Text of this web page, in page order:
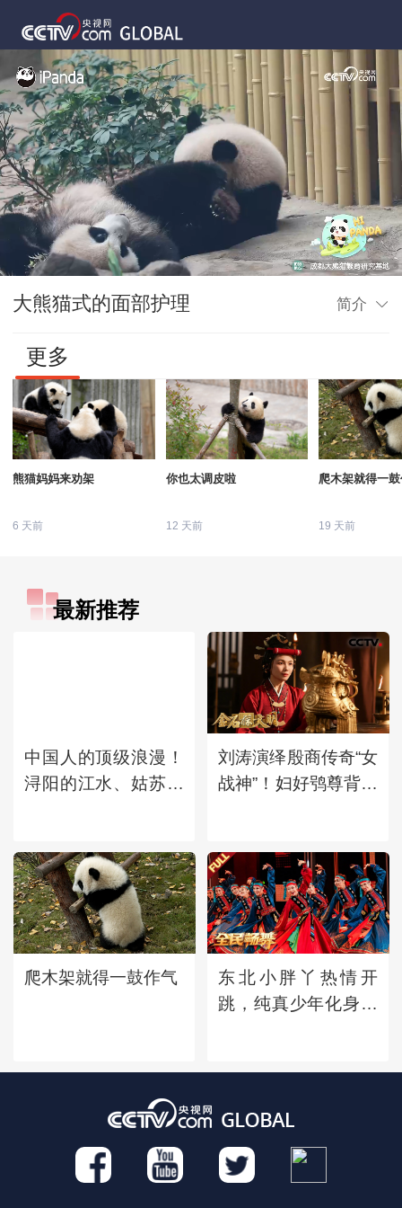
大熊猫式的面部护理 简介
更多
熊猫妈妈来劝架
6 天前
你也太调皮啦
12 天前
爬木架就得一
19 天前
最新推荐
中国人的顶级浪漫！
浔阳的江水、姑苏的
名竟会那么美
刘涛演绎殷商传奇“女
战神”！妇好鸮尊背后
爬木架就得一鼓作气
东北小胖丫热情开
跳，纯真少年化身小